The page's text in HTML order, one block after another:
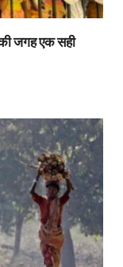
जगह एक सही